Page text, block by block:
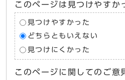
このページは見つけやすか
見つけやすかった
どちらともいえない
見つけにくかった
このページに関してのご意